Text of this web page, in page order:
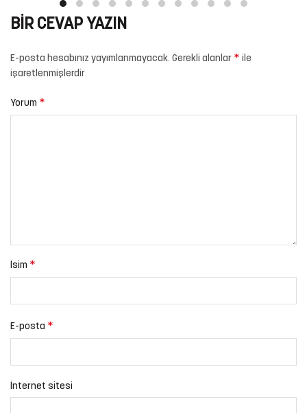
BIR CEVAP YAZIN
E-posta hesabınız yayımlanmayacak. Gerekli alanlar * ile
işaretlenmişlerdir
Yorum *
İsim *
E-posta *
İnternet sitesi